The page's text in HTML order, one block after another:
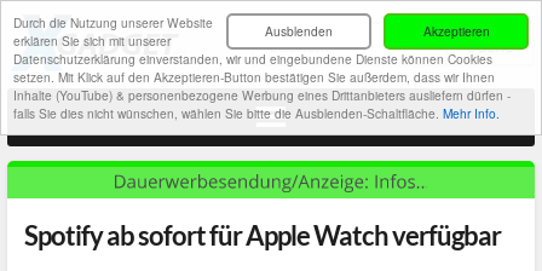
Akzeptieren
Ausblenden
Durch die Nutzung unserer Website
erklären Sie sich mit unserer
Datenschutzerklärung einverstanden, wir und eingebundene Dienste können Cookies
setzen. Mit Klick auf den Akzeptieren-Button bestätigen Sie außerdem, dass wir Ihnen
Inhalte (YouTube) & personenbezogene Werbung eines Drittanbieters ausliefern dürfen -
falls Sie dies nicht wünschen, wählen Sie bitte die Ausblenden-Schaltfläche. Mehr Info.
Spotify ab sofort für Apple Watch verfügbar